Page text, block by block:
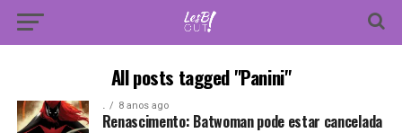
All posts tagged "Panini"
. 8 anos ago
Renascimento: Batwoman pode estar cancelada